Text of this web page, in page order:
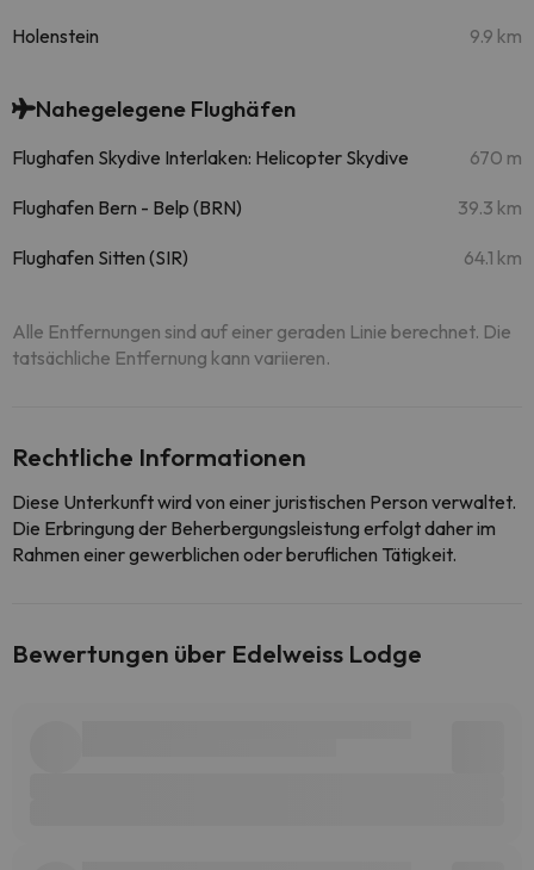
Holenstein 9.9 km
Nahegelegene Flughäfen
Flughafen Skydive Interlaken: Helicopter Skydive 670 m
Flughafen Bern - Belp (BRN) 39.3 km
Flughafen Sitten (SIR) 64.1 km
Alle Entfernungen sind auf einer geraden Linie berechnet. Die
tatsächliche Entfernung kann variieren.
Rechtliche Informationen
Diese Unterkunft wird von einer juristischen Person verwaltet.
Die Erbringung der Beherbergungsleistung erfolgt daher im
Rahmen einer gewerblichen oder beruflichen Tätigkeit.
Bewertungen über Edelweiss Lodge